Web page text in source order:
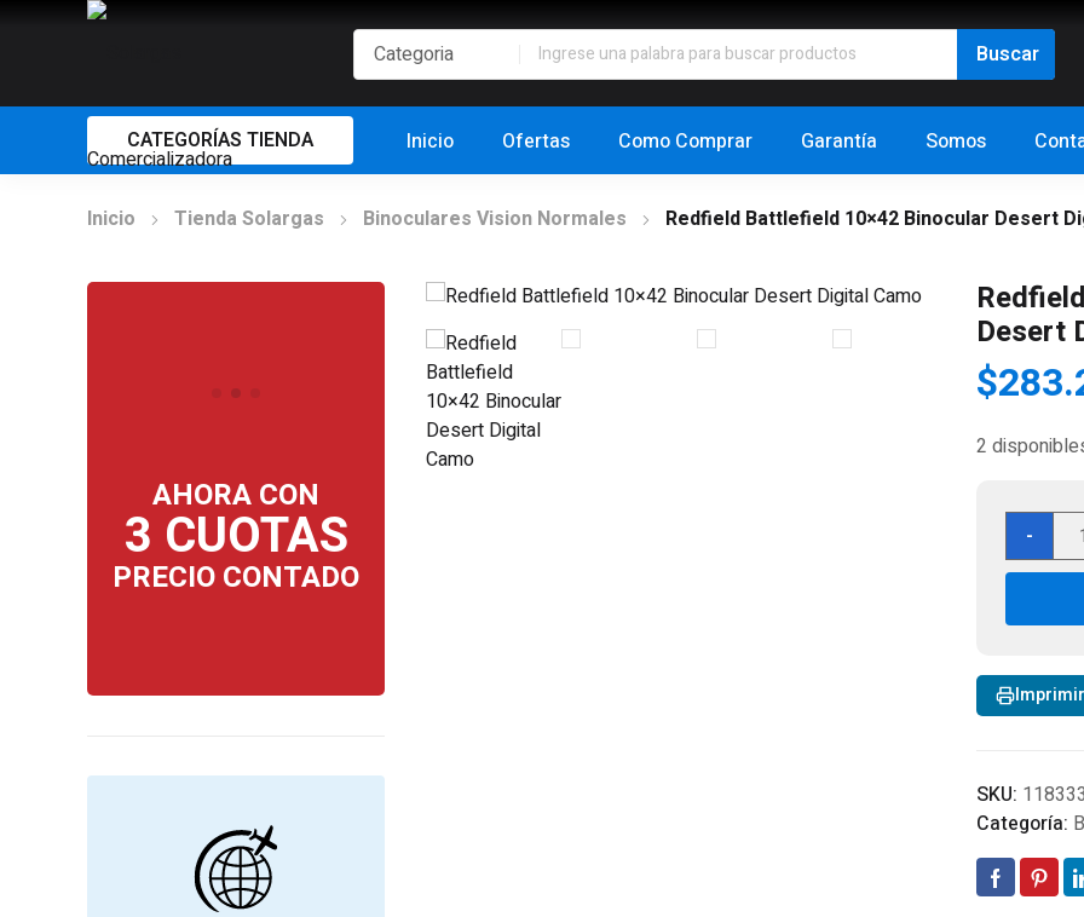
CATEGORÍAS TIENDA Inicio Ofertas Como Comprar Garantía Somos
Inicio Tienda Solargas Binoculares Vision Normales Redfield Battlefield 10×42 Binocular Desert
AHORA CON
3 CUOTAS
PRECIO CONTADO
Desert
$
2
-
SKU: 118333
Categoría: